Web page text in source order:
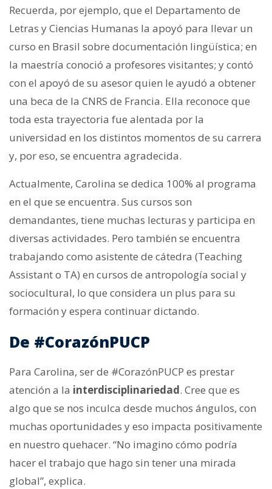
Recuerda, por ejemplo, que el Departamento de
Letras y Ciencias Humanas la apoyó para llevar un
curso en Brasil sobre documentación lingüística; en
la maestría conoció a profesores visitantes; y contó
con el apoyó de su asesor quien le ayudó a obtener
una beca de la CNRS de Francia. Ella reconoce que
toda esta trayectoria fue alentada por la
universidad en los distintos momentos de su carrera
y, por eso, se encuentra agradecida.
Actualmente, Carolina se dedica 100% al programa
en el que se encuentra. Sus cursos son
demandantes, tiene muchas lecturas y participa en
diversas actividades. Pero también se encuentra
trabajando como asistente de cátedra (Teaching
Assistant o TA) en cursos de antropología social y
sociocultural, lo que considera un plus para su
formación y espera continuar dictando.
De #CorazónPUCP
Para Carolina, ser de #CorazónPUCP es prestar
atención a la interdisciplinariedad. Cree que es
algo que se nos inculca desde muchos ángulos, con
muchas oportunidades y eso impacta positivamente
en nuestro quehacer. “No imagino cómo podría
hacer el trabajo que hago sin tener una mirada
global”, explica.